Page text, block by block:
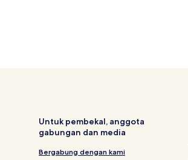
Untuk pembekal, anggota
gabungan dan media
Bergabung dengan kami